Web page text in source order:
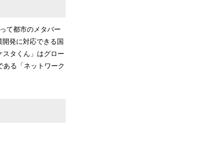
て都市のメタバー
発に対応できる国
スタくん」はグロー
ある「ネットワーク